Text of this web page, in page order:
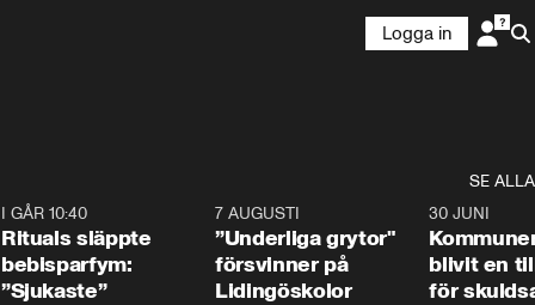
Logga in
SE ALLA
1:01
I GÅR 10:40
Rituals släppte
bebisparfym:
”Sjukaste”
1:07
7 AUGUSTI
”Underliga grytor"
försvinner på
Lidingöskolor
30 JUNI
blivit en
för